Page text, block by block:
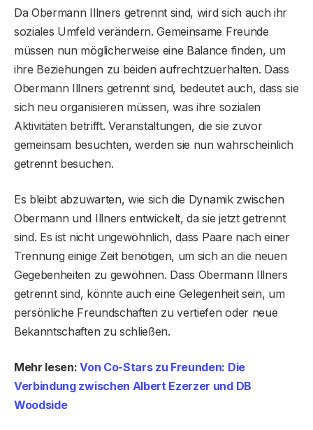
Da Obermann Illners getrennt sind, wird sich auch ihr
soziales Umfeld verändern. Gemeinsame Freunde
müssen nun möglicherweise eine Balance finden, um
ihre Beziehungen zu beiden aufrechtzuerhalten. Dass
Obermann Illners getrennt sind, bedeutet auch, dass sie
sich neu organisieren müssen, was ihre sozialen
Aktivitäten betrifft. Veranstaltungen, die sie zuvor
gemeinsam besuchten, werden sie nun wahrscheinlich
getrennt besuchen.
Es bleibt abzuwarten, wie sich die Dynamik zwischen
Obermann und Illners entwickelt, da sie jetzt getrennt
sind. Es ist nicht ungewöhnlich, dass Paare nach einer
Trennung einige Zeit benötigen, um sich an die neuen
Gegebenheiten zu gewöhnen. Dass Obermann Illners
getrennt sind, könnte auch eine Gelegenheit sein, um
persönliche Freundschaften zu vertiefen oder neue
Bekanntschaften zu schließen.
Mehr lesen:Von Co-Stars zu Freunden: Die
Verbindung zwischen Albert Ezerzer und DB
Woodside